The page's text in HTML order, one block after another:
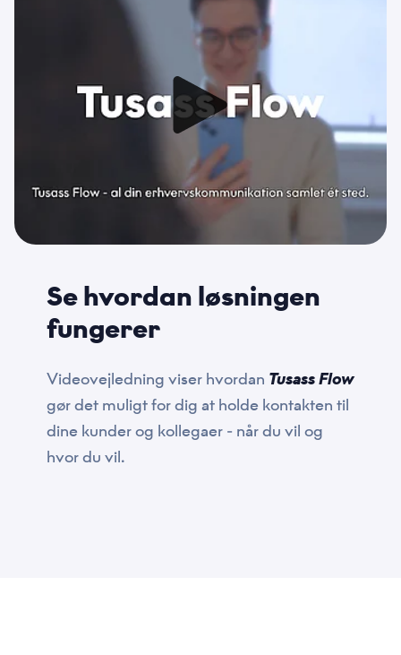
Se hvordan løsningen
fungerer
Videovejledning viser hvordan Tusass Flow
gør det muligt for dig at holde kontakten til
dine kunder og kollegaer - når du vil og
hvor du vil.